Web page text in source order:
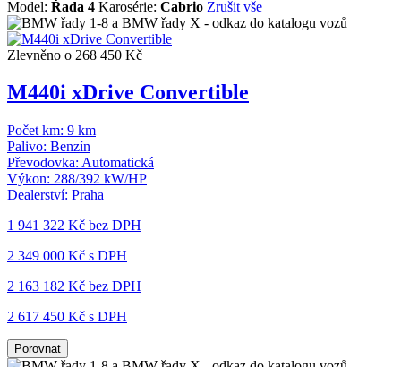
Model: Řada 4 Karosérie: Cabrio Zrušit vše
Zlevněno o 268 450 Kč
M440i xDrive Convertible
Počet km: 9 km
Palivo: Benzín
Převodovka: Automatická
Výkon: 288/392 kW/HP
Dealerství: Praha
1 941 322 Kč bez DPH
2 349 000 Kč s DPH
2 163 182 Kč bez DPH
2 617 450 Kč s DPH
Porovnat